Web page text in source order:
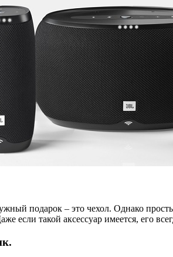
подарок – это чехол. Однако
если такой аксессуар имеется, его